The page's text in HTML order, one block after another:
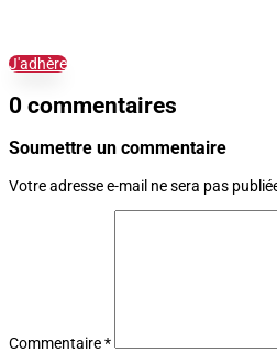
J'adhère
0 commentaires
Soumettre un commentaire
Votre adresse e-mail ne sera pas
Commentaire*